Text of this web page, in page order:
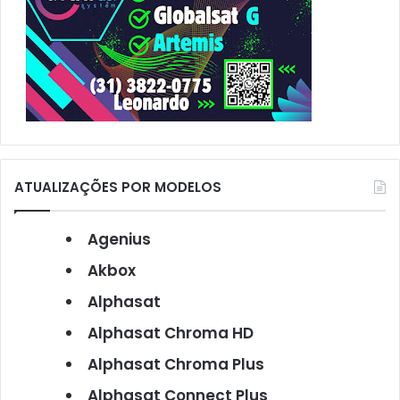
ATUALIZAÇÕES POR MODELOS
Agenius
Akbox
Alphasat
Alphasat Chroma HD
Alphasat Chroma Plus